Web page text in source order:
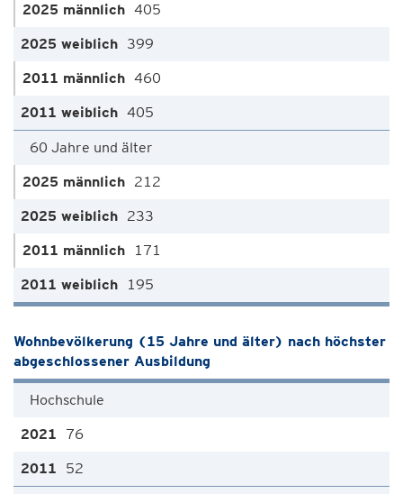
405
399
460
405
60 Jahre und älter
212
233
171
195
Wohnbevölkerung (15 Jahre und älter) nach höchster
abgeschlossener Ausbildung
Hochschule
76
52